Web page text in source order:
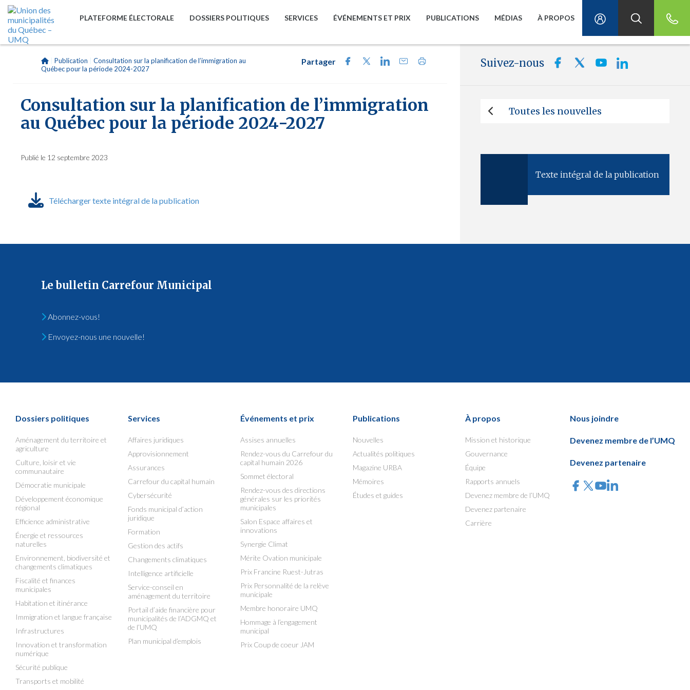
PLATEFORME ÉLECTORALE DOSSIERS POLITIQUES SERVICES ÉVÉNEMENTS ET PRIX PUBLICATIONS MÉDIAS À PROPOS
Publication
Consultation sur la planification de l’immigration au
Québec pour la période 2024-2027
Partager
Consultation sur la planification de l’immigration
au Québec pour la période 2024-2027
Publié le 12 septembre 2023
Télécharger texte intégral de la publication
Suivez-nous
Toutes les nouvelles
Texte intégral de la publication
Le bulletin Carrefour Municipal
Abonnez-vous!
Envoyez-nous une nouvelle!
Dossiers politiques
Aménagement du territoire et
agriculture
Culture, loisir et vie
communautaire
Démocratie municipale
Développement économique
régional
Efficience administrative
Énergie et ressources
naturelles
Environnement, biodiversité et
changements climatiques
Fiscalité et finances
municipales
Habitation et itinérance
Immigration et langue française
Infrastructures
Innovation et transformation
numérique
Sécurité publique
Transports et mobilité
Services
Affaires juridiques
Approvisionnement
Assurances
Carrefour du capital humain
Cybersécurité
Fonds municipal d’action
juridique
Formation
Gestion des actifs
Changements climatiques
Intelligence artificielle
Service-conseil en
aménagement du territoire
Portail d’aide financière pour
municipalités de l’ADGMQ et
de l’UMQ
Plan municipal d’emplois
Événements et prix
Assises annuelles
Rendez-vous du Carrefour du
capital humain 2026
Sommet électoral
Rendez-vous des directions
générales sur les priorités
municipales
Salon Espace affaires et
innovations
Synergie Climat
Mérite Ovation municipale
Prix Francine Ruest-Jutras
Prix Personnalité de la relève
municipale
Membre honoraire UMQ
Hommage à l’engagement
municipal
Prix Coup de coeur JAM
Publications
Nouvelles
Actualités politiques
Magazine URBA
Mémoires
Études et guides
À propos
Mission et historique
Gouvernance
Équipe
Rapports annuels
Devenez membre de l’UMQ
Devenez partenaire
Carrière
Nous joindre
Devenez membre de l’UMQ
Devenez partenaire